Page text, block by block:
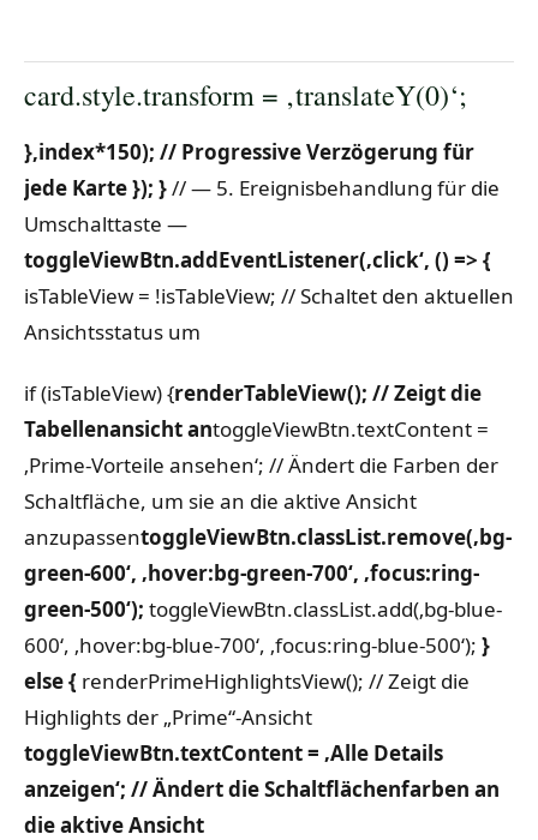
card.style.transform = ‚translateY(0)‘;
},index*150); // Progressive Verzögerung für
jede Karte}); }// — 5. Ereignisbehandlung für die
Umschalttaste —
toggleViewBtn.addEventListener(‚click‘, () => {
isTableView = !isTableView; // Schaltet den aktuellen
Ansichtsstatus um
if (isTableView) {renderTableView(); // Zeigt die
Tabellenansicht antoggleViewBtn.textContent =
‚Prime-Vorteile ansehen‘; // Ändert die Farben der
Schaltfläche, um sie an die aktive Ansicht
anzupassentoggleViewBtn.classList.remove(‚bg-
green-600‘, ‚hover:bg-green-700‘, ‚focus:ring-
green-500‘); toggleViewBtn.classList.add(‚bg-blue-
600‘, ‚hover:bg-blue-700‘, ‚focus:ring-blue-500‘); }
else { renderPrimeHighlightsView(); // Zeigt die
Highlights der „Prime“-Ansicht
toggleViewBtn.textContent = ‚Alle Details
anzeigen‘; // Ändert die Schaltflächenfarben an
die aktive Ansicht